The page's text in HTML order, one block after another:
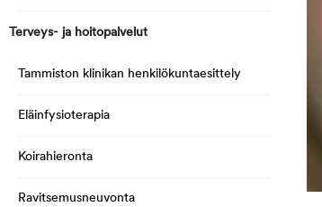
Terveys- ja hoitopalvelut
Tammiston klinikan henkilökuntaesittely
Eläinfysioterapia
Koirahieronta
Ravitsemusneuvonta